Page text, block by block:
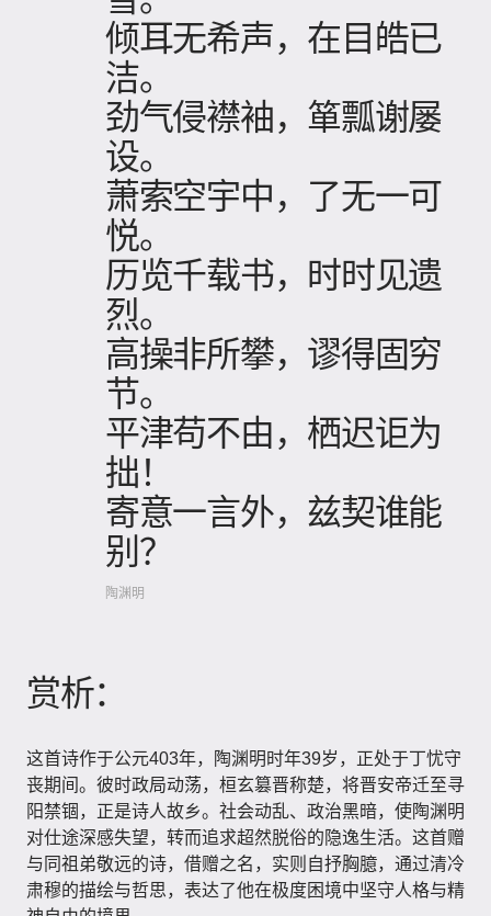
倾耳无希声，在目皓已
洁。
劲气侵襟袖，箪瓢谢屡
设。
萧索空宇中，了无一可
悦。
历览千载书，时时见遗
烈。
高操非所攀，谬得固穷
节。
平津苟不由，栖迟讵为
拙！
寄意一言外，兹契谁能
别？
陶渊明
赏析：
这首诗作于公元403年，陶渊明时年39岁，正处于丁忧守
丧期间。彼时政局动荡，桓玄篡晋称楚，将晋安帝迁至寻
阳禁锢，正是诗人故乡。社会动乱、政治黑暗，使陶渊明
对仕途深感失望，转而追求超然脱俗的隐逸生活。这首赠
与同祖弟敬远的诗，借赠之名，实则自抒胸臆，通过清冷
肃穆的描绘与哲思，表达了他在极度困境中坚守人格与精